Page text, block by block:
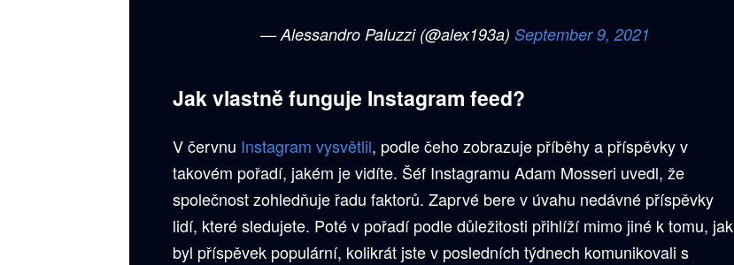
— Alessandro Paluzzi (@alex193a) September 9, 2021
Jak vlastně funguje Instagram feed?
V červnu Instagram vysvětlil, podle čeho zobrazuje příběhy a příspěvky v
takovém pořadí, jakém je vidíte. Šéf Instagramu Adam Mosseri uvedl, že
společnost zohledňuje řadu faktorů. Zaprvé bere v úvahu nedávné příspěvky
lidí, které sledujete. Poté v pořadí podle důležitosti přihlíží mimo jiné k tomu, jak
byl příspěvek populární, kolikrát jste v posledních týdnech komunikovali s